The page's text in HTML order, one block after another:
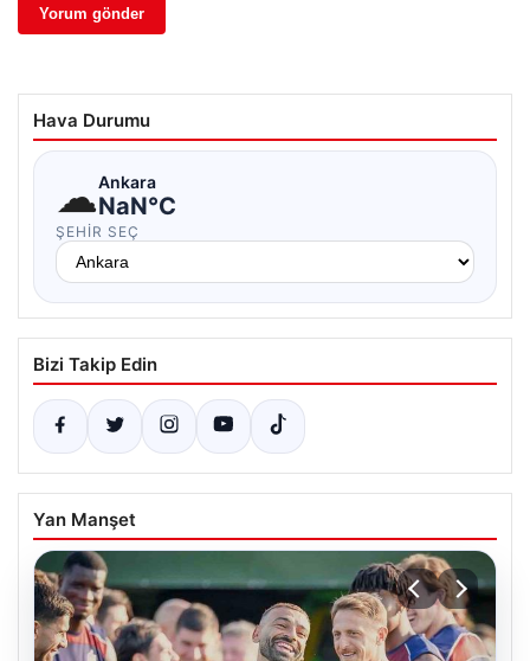
Hava Durumu
☁Ankara
NaN°C
ŞEHIR SEÇ
Bizi Takip Edin
Yan Manşet